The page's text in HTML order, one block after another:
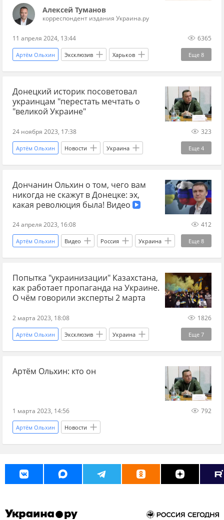
Алексей Туманов
корреспондент издания Украина.ру
11 апреля 2024, 13:44 6365
Еще 8
Артём Ольхин Эксклюзив Харьков
историк СССР Украина
Игорь Терехов Владимир Зеленский
ООН СС
Донецкий историк посоветовал
украинцам "перестать мечтать о
"великой Украине"
24 ноября 2023, 17:38 323
Еще 4
Артём Ольхин Новости Украина
Россия СВО Спецоперация
территория
Дончанин Ольхин о том, чего вам
никогда не скажут в Донецке: эх,
какая революция была! Видео
24 апреля 2023, 16:08 412
Еще 8
Артём Ольхин Видео Россия Украина
СВО ДНР Донбасс Донецк
ЛНР НАТО оружие ВСУ
Попытка "украинизации" Казахстана,
как работает пропаганда на Украине.
О чём говорили эксперты 2 марта
2 марта 2023, 18:08 1826
Еще 7
Артём Ольхин Эксклюзив Украина
пропаганда Виктор Янукович элита
Россия США Казахстан
Артём Ольхин: кто он
1 марта 2023, 14:56 792
Артём Ольхин Новости